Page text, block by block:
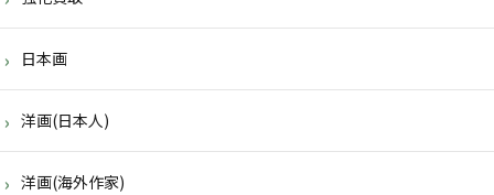
日本画
洋画(日本人)
洋画(海外作家)